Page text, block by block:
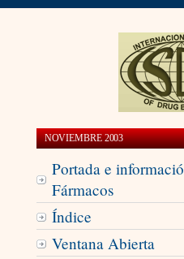
NOVIEMBRE 2003
Portada e
Fármacos
Índice
Ventana Abierta